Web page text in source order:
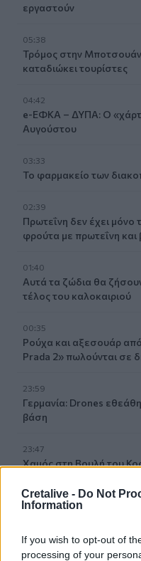
Cretalive - Do Not
Information
If you wish to opt-out of
processing of your
εργαστούν
05:38
Τρόμος στην
καταδιώκει τουρίστες
04:42
e-ΕΦΚΑ – ΔΥΠΑ: Ο
Αυγούστου
03:33
Το φαρμακείο των
02:39
Πρωτεΐνη δεν έχει
φρούτα με πρωτεΐνη και
01:40
Αυτά τα ζώδια θα
τέλος του καλοκαιριού
00:35
Ρούχα και αξεσουάρ από
Prada 2» πωλούνται σε
23:59
Γερμανία: Drones
βάση
23:47
Χαμός στη Βουλή του
23:39
πιο αργά